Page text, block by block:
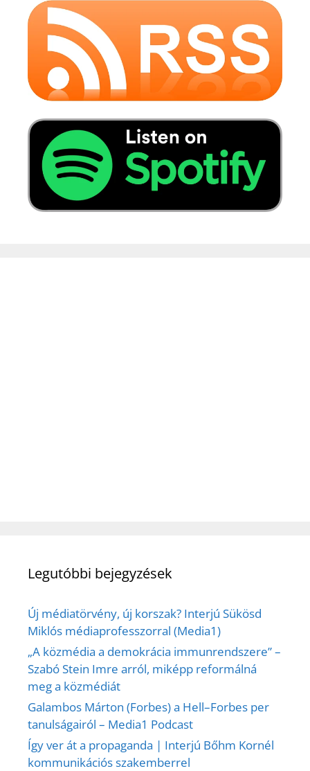
Legutóbbi bejegyzések
Új médiatörvény, új korszak? Interjú Sükösd
Miklós médiaprofesszorral (Media1)
„A közmédia a demokrácia immunrendszere” –
Szabó Stein Imre arról, miképp reformálná
meg a közmédiát
Galambos Márton (Forbes) a Hell–Forbes per
tanulságairól – Media1 Podcast
Így ver át a propaganda | Interjú Bőhm Kornél
kommunikációs szakemberrel